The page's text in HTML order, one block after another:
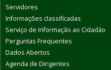
Servidores
Informações classificadas
Serviço de Informação ao Cidadão
Perguntas Frequentes
Dados Abertos
Agenda de Dirigentes